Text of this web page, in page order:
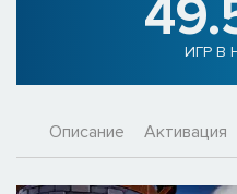
ИГР В
Описание Активация